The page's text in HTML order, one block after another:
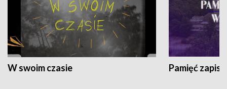
W swoim czasie Pamięć